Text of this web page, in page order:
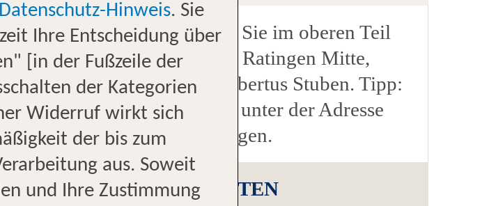
Unser Reisebüro finden Sie im oberen Teil
der Fußgängerzone von Ratingen Mitte,
gegenüber von den Suitbertus Stuben. Tipp:
Per Navi finden Sie uns unter der Adresse
Turmstr. 2, 40878 Ratingen.
PARKMÖGLICHKEITEN
Datenschutz-Hinweis. Sie
Ihre Entscheidung über
[in der Fußzeile der
der Kategorien
Widerruf wirkt sich
der bis zum
aus. Soweit
und Ihre Zustimmung